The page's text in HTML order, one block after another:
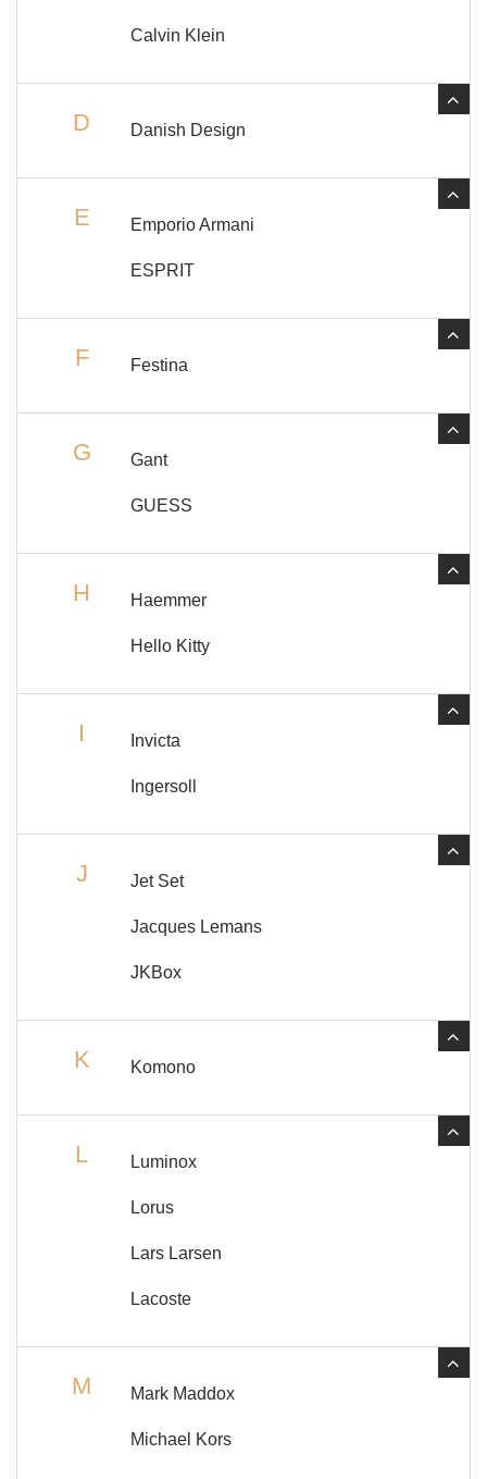
Calvin Klein
D Danish Design
E Emporio Armani
ESPRIT
F Festina
G Gant
GUESS
H Haemmer
Hello Kitty
I Invicta
Ingersoll
J Jet Set
Jacques Lemans
JKBox
K Komono
L Luminox
Lorus
Lars Larsen
Lacoste
M Mark Maddox
Michael Kors